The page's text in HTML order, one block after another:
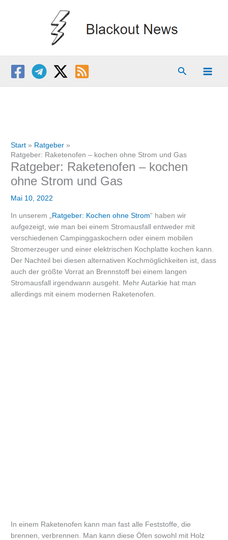
Suchen
Start
Ratgeber
Ratgeber: Raketenofen – kochen ohne Strom und Gas
Ratgeber: Raketenofen – kochen
ohne Strom und Gas
Mai 10, 2022
In unserem „ Ratgeber: Kochen ohne Strom“ haben wir
aufgezeigt, wie man bei einem Stromausfall entweder mit
verschiedenen Campinggaskochern oder einem mobilen
Stromerzeuger und einer elektrischen Kochplatte kochen kann.
Der Nachteil bei diesen alternativen Kochmöglichkeiten ist, dass
auch der größte Vorrat an Brennstoff bei einem langen
Stromausfall irgendwann ausgeht. Mehr Autarkie hat man
allerdings mit einem modernen Raketenofen.
In einem Raketenofen kann man fast alle Feststoffe, die
brennen, verbrennen. Man kann diese Öfen sowohl mit Holz